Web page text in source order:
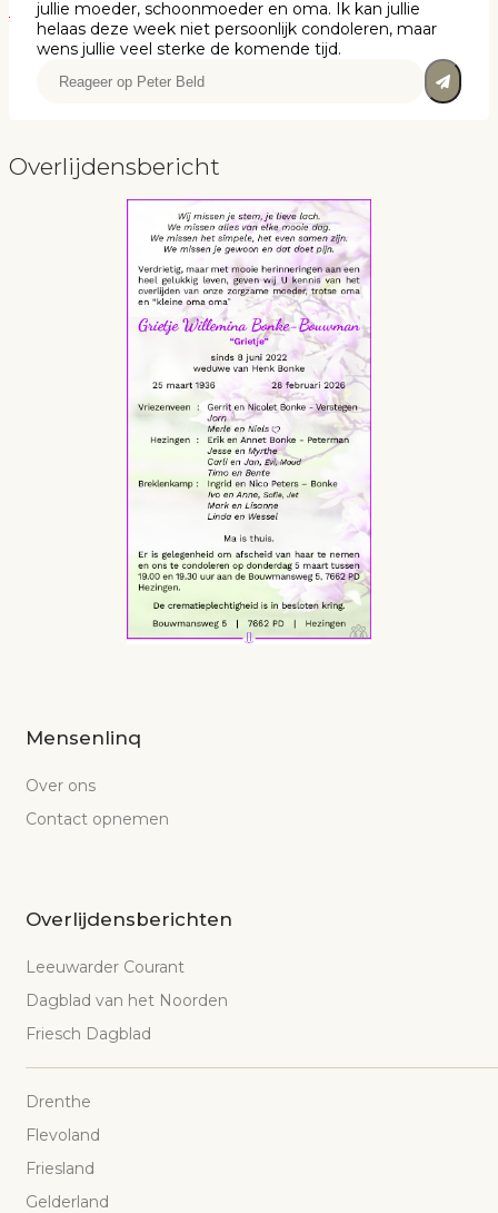
jullie moeder, schoonmoeder en oma. Ik kan jullie
helaas deze week niet persoonlijk condoleren, maar
wens jullie veel sterke de komende tijd.
Overlijdensbericht
Mensenlinq
Over ons
Contact opnemen
Overlijdensberichten
Leeuwarder Courant
Dagblad van het Noorden
Friesch Dagblad
Drenthe
Flevoland
Friesland
Gelderland